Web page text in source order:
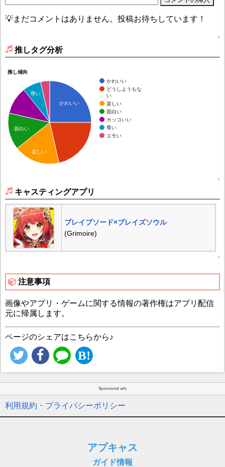
💡まだコメントはありません。投稿お待ちしています！
↑
推しタグ分析
推し傾向
かわいい
どうしようもな
い
楽しい
面白い
カッコいい
尊い
エモい
かわいい
尊い
面白い
楽しい
↑
キャスティングアプリ
ブレイブソード×ブレイズソウル
(Grimoire)
↑
注意事項
画像やアプリ・ゲームに関する情報の著作権はアプリ配信
元に帰属します。
ページのシェアはこちらから♪
Sponsored ads
利用規約・プライバシーポリシー
アプキャス
ガイド情報